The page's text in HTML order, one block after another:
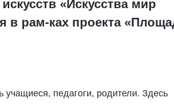
«Искусства мир
в рам-ках проекта
учащиеся, педагоги, родители. Здесь